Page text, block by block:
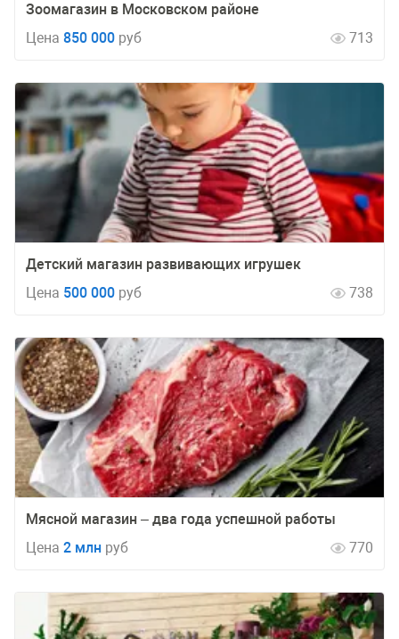
Зоомагазин в Московском районе
Цена 850 000 руб 713
Детский магазин развивающих игрушек
Цена 500 000 руб 738
Мясной магазин – два года успешной работы
Цена 2 млн руб 770